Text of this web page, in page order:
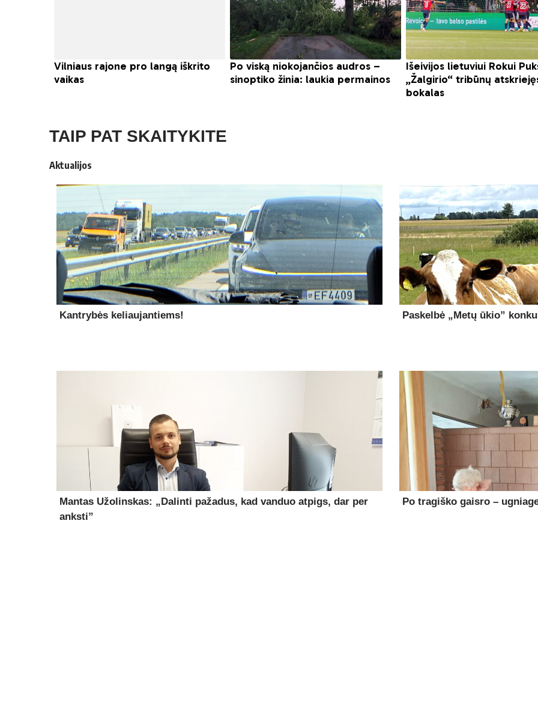
TAIP PAT SKAITYKITE
Aktualijos
Kantrybės keliaujantiems! Paskelbė „Metų ūkio”
Mantas Užolinskas: „Dalinti pažadus, kad vanduo atpigs, dar per
anksti”
Po tragiško gaisro –